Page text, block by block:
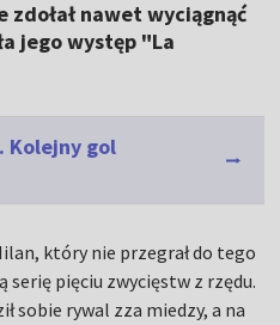
nawet wyciągnąć
jego występ "La
Kolejny gol
który nie przegrał do tego
serię pięciu zwycięstw z rzędu.
sobie rywal zza miedzy, a na